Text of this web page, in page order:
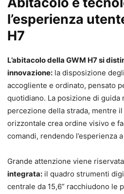
l’esperienza
H7
L’abitacolo della GWM H7 si
innovazione: la disposizione
accogliente e ordinato, pensato
quotidiano. La posizione di guida
percezione della strada, mentre
orizzontale crea ordine visivo e
comandi, rendendo l’esperienza
Grande attenzione viene riservata
integrata: il quadro strumenti
centrale da 15,6” racchiudono le